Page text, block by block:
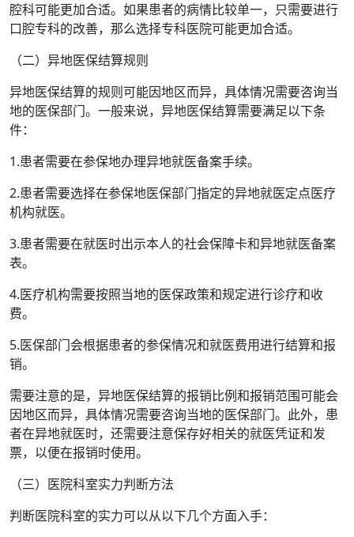
腔科可能更加合适。如果患者的病情比较单一，只需要进行
口腔专科的改善，那么选择专科医院可能更加合适。
（二）异地医保结算规则
异地医保结算的规则可能因地区而异，具体情况需要咨询当
地的医保部门。一般来说，异地医保结算需要满足以下条
件：
1.患者需要在参保地办理异地就医备案手续。
2.患者需要选择在参保地医保部门指定的异地就医定点医疗
机构就医。
3.患者需要在就医时出示本人的社会保障卡和异地就医备案
表。
4.医疗机构需要按照当地的医保政策和规定进行诊疗和收
费。
5.医保部门会根据患者的参保情况和就医费用进行结算和报
销。
需要注意的是，异地医保结算的报销比例和报销范围可能会
因地区而异，具体情况需要咨询当地的医保部门。此外，患
者在异地就医时，还需要注意保存好相关的就医凭证和发
票，以便在报销时使用。
（三）医院科室实力判断方法
判断医院科室的实力可以从以下几个方面入手：